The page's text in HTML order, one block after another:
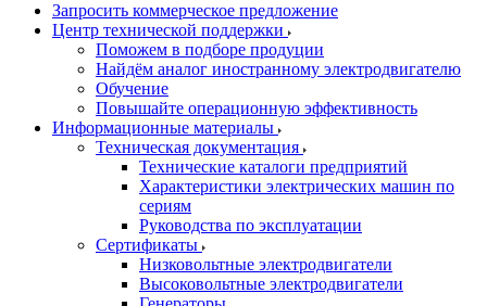
Запросить коммерческое предложение
Центр технической поддержки
Поможем в подборе продуции
Найдём аналог иностранному электродвигателю
Обучение
Повышайте операционную эффективность
Информационные материалы
Техническая документация
Технические каталоги предприятий
Характеристики электрических машин по
сериям
Руководства по эксплуатации
Сертификаты
Низковольтные электродвигатели
Высоковольтные электродвигатели